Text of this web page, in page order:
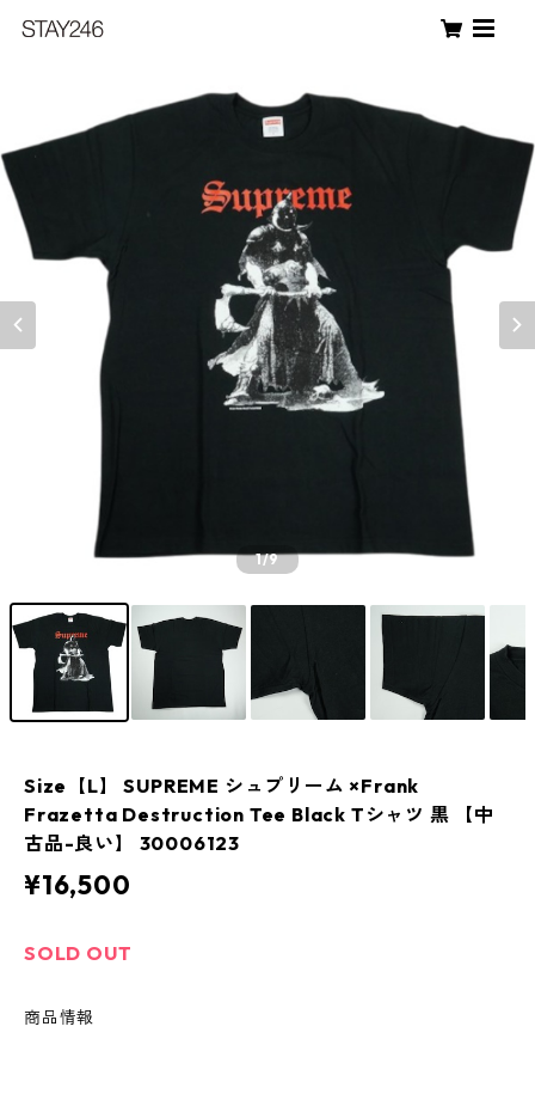
1/9
Size【L】 SUPREME シュプリーム ×Frank
Frazetta Destruction Tee Black Tシャツ 黒 【中
古品-良い】 30006123
¥16,500
SOLD OUT
商品情報